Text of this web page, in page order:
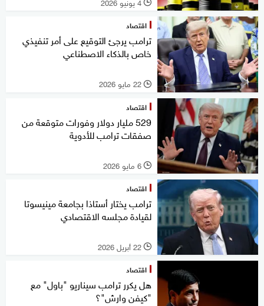
l
اقتصاد
ترامب يرجئ التوقيع على أمر تنفيذي
خاص بالذكاء الاصطناعي
l 22 مايو 2026
اقتصاد
529 مليار دولار وفورات متوقعة من
صفقات ترامب للأدوية
l 6 مايو 2026
اقتصاد
ترامب يختار أستاذا بجامعة مينيسوتا
لقيادة مجلسه الاقتصادي
l 22 أبريل 2026
اقتصاد
هل يكرر ترامب سيناريو "باول" مع
"كيفن وارش"؟